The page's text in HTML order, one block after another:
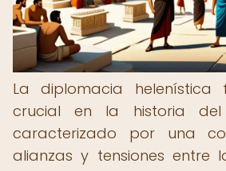
La diplomacia
crucial en la historia del
caracterizado por una
alianzas y tensiones entre